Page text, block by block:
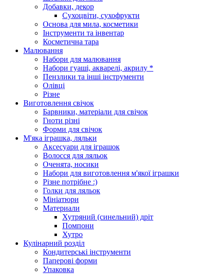
Добавки, декор
Сухоцвіти, сухофрукти
Основа для мила, косметики
Інструменти та інвентар
Косметична тара
Малювання
Набори для малювання
Набори гуаші, акварелі, акрилу *
Пензлики та інші інструменти
Олівці
Різне
Виготовлення свічок
Барвники, матеріали для свічок
Гноти різні
Форми для свічок
М'яка іграшка, ляльки
Аксесуари для іграшок
Волосся для ляльок
Оченята, носики
Набори для виготовлення м'якої іграшки
Різне потрібне :)
Голки для ляльок
Мініатюри
Материали
Хутряний (синельний) дріт
Помпони
Хутро
Кулінарний розділ
Кондитерські інструменти
Паперові форми
Упаковка